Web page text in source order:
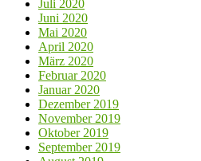
Juli 2020
Juni 2020
Mai 2020
April 2020
März 2020
Februar 2020
Januar 2020
Dezember 2019
November 2019
Oktober 2019
September 2019